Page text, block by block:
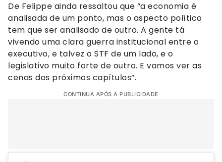
De Felippe ainda ressaltou que “a economia é
analisada de um ponto, mas o aspecto político
tem que ser analisado de outro. A gente tá
vivendo uma clara guerra institucional entre o
executivo, e talvez o STF de um lado, e o
legislativo muito forte de outro. E vamos ver as
cenas dos próximos capítulos”.
CONTINUA APÓS A PUBLICIDADE